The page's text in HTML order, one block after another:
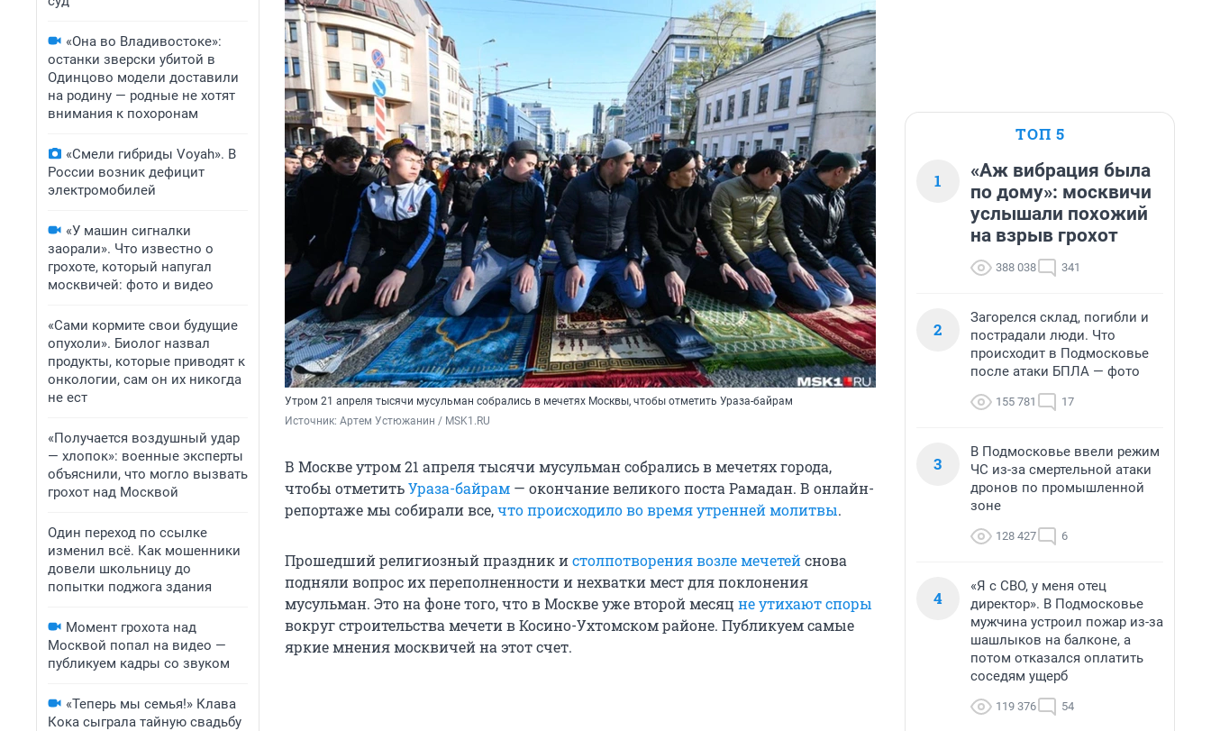
«Она во Владивостоке»:
останки зверски убитой в
Одинцово модели доставили
на родину — родные не хотят
внимания к похоронам
«Смели гибриды Voyah». В
России возник дефицит
электромобилей
«У машин сигналки
заорали». Что известно о
грохоте, который напугал
москвичей: фото и видео
«Сами кормите свои будущие
опухоли». Биолог назвал
продукты, которые приводят к
онкологии, сам он их никогда
не ест
«Получается воздушный удар
— хлопок»: военные эксперты
объяснили, что могло вызвать
грохот над Москвой
Один переход по ссылке
изменил всё. Как мошенники
довели школьницу до
попытки поджога здания
Момент грохота над
Москвой попал на видео —
публикуем кадры со звуком
«Теперь мы семья!» Клава
Кока сыграла тайную свадьбу
Утром 21 апреля тысячи мусульман собрались в мечетях Москвы, чтобы отметить Ураза-байрам
Источник: Артем Устюжанин / MSK1.RU
В Москве утром 21 апреля тысячи мусульман собрались в мечетях города,
чтобы отметитьУраза-байрам — окончание великого поста Рамадан. В онлайн-
репортаже мы собирали все,что происходило во время утренней молитвы.
Прошедший религиозный праздник истолпотворения возле мечетейснова
подняли вопрос их переполненности и нехватки мест для поклонения
мусульман. Это на фоне того, что в Москве уже второй месяц не утихают споры
вокруг строительства мечети в Косино-Ухтомском районе. Публикуем самые
яркие мнения москвичей на этот счет.
ТОП 5
1
«Аж вибрация была
по дому»: москвичи
услышали похожий
на взрыв грохот
388 038 341
2
Загорелся склад, погибли и
пострадали люди. Что
происходит в Подмосковье
после атаки БПЛА — фото
155 781 17
3
В Подмосковье ввели режим
ЧС из-за смертельной атаки
дронов по промышленной
зоне
128 427 6
4
«Я с СВО, у меня отец
директор». В Подмосковье
мужчина устроил пожар из-за
шашлыков на балконе, а
потом отказался оплатить
соседям ущерб
119 376 54